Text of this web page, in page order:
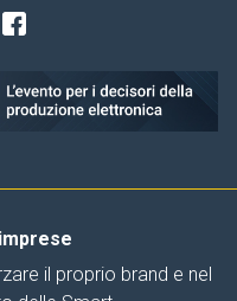
il proprio brand e nel